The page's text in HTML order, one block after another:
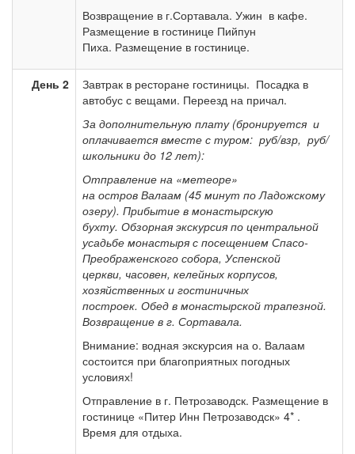
Возвращение в г.Сортавала. Ужин в кафе.
Размещение в гостинице Пийпун
Пиха. Размещение в гостинице.
День 2
Завтрак в ресторане гостиницы. Посадка в
автобус с вещами. Переезд на причал.
За дополнительную плату (бронируется и
оплачивается вместе с туром: руб/взр, руб/
школьники до 12 лет):
Отправление на «метеоре»
на остров Валаам (45 минут по Ладожскому
озеру). Прибытие в монастырскую
бухту. Обзорная экскурсия по центральной
усадьбе монастыря с посещением Спасо-
Преображенского собора, Успенской
церкви, часовен, келейных корпусов,
хозяйственных и гостиничных
построек. Обед в монастырской трапезной.
Возвращение в г. Сортавала.
Внимание: водная экскурсия на о. Валаам
состоится при благоприятных погодных
условиях!
Отправление в г. Петрозаводск. Размещение в
гостинице «Питер Инн Петрозаводск» 4* .
Время для отдыха.